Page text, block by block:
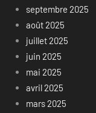
septembre 2025
août 2025
juillet 2025
juin 2025
mai 2025
avril 2025
mars 2025